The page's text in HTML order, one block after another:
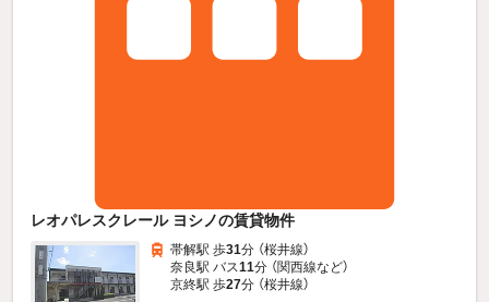
レオパレスクレール ヨシノの賃貸物件
帯解駅 歩31分 （桜井線）
奈良駅 バス11分 （関西線など）
京終駅 歩27分 （桜井線）